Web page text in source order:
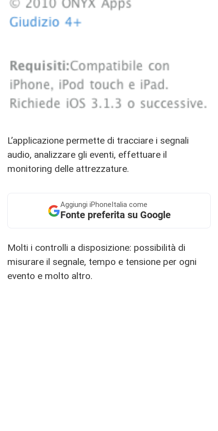
L’applicazione permette di tracciare i segnali
audio, analizzare gli eventi, effettuare il
monitoring delle attrezzature.
Aggiungi iPhoneItalia come
Fonte preferita su Google
Molti i controlli a disposizione: possibilità di
misurare il segnale, tempo e tensione per ogni
evento e molto altro.